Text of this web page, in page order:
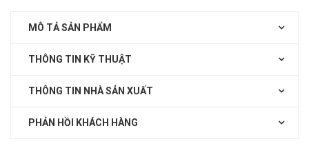
MÔ TẢ SẢN PHẨM
THÔNG TIN KỸ THUẬT
THÔNG TIN NHÀ SẢN XUẤT
PHẢN HỒI KHÁCH HÀNG